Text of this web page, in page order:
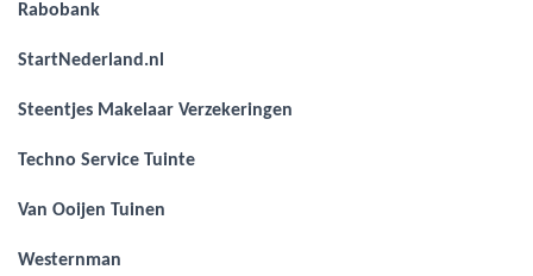
Rabobank
StartNederland.nl
Steentjes Makelaar Verzekeringen
Techno Service Tuinte
Van Ooijen Tuinen
Westernman